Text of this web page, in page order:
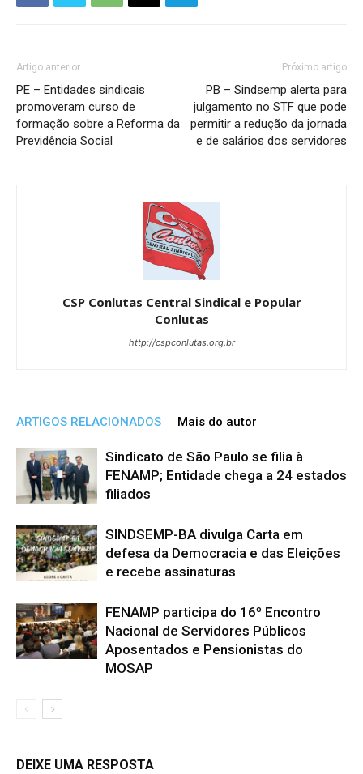
Artigo anterior
PE – Entidades sindicais
promoveram curso de
formação sobre a Reforma da
Previdência Social
Próximo artigo
PB – Sindsemp alerta para
julgamento no STF que pode
permitir a redução da jornada
e de salários dos servidores
CSP Conlutas Central Sindical e Popular
Conlutas
http://cspconlutas.org.br
ARTIGOS RELACIONADOS Mais do autor
Sindicato de São Paulo se filia à
FENAMP; Entidade chega a 24 estados
filiados
SINDSEMP-BA divulga Carta em
defesa da Democracia e das Eleições
e recebe assinaturas
FENAMP participa do 16º Encontro
Nacional de Servidores Públicos
Aposentados e Pensionistas do
MOSAP
DEIXE UMA RESPOSTA